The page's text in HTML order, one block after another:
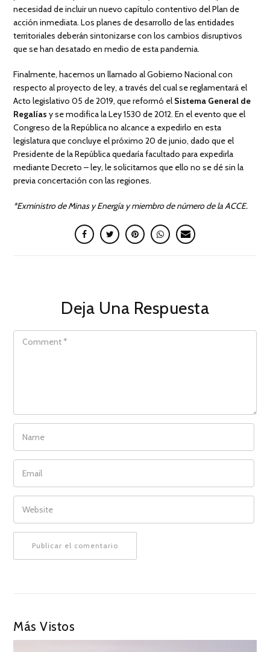
necesidad de incluir un nuevo capítulo contentivo del Plan de
acción inmediata. Los planes de desarrollo de las entidades
territoriales deberán sintonizarse con los cambios disruptivos
que se han desatado en medio de esta pandemia.
Finalmente, hacemos un llamado al Gobierno Nacional con
respecto al proyecto de ley, a través del cual se reglamentará el
Acto legislativo 05 de 2019, que reformó el Sistema General de
Regalías y se modifica la Ley 1530 de 2012. En el evento que el
Congreso de la República no alcance a expedirlo en esta
legislatura que concluye el próximo 20 de junio, dado que el
Presidente de la República quedaría facultado para expedirla
mediante Decreto – ley, le solicitamos que ello no se dé sin la
previa concertación con las regiones.
*Exministro de Minas y Energía y miembro de número de la ACCE.
Deja Una Respuesta
COMMENT
NAME
EMAIL
WEBSITE
Más Vistos